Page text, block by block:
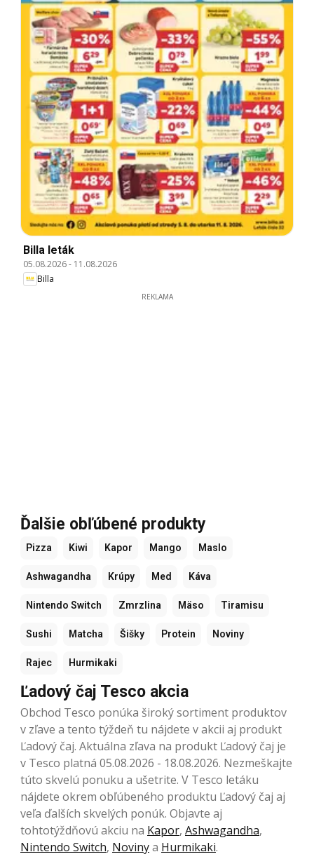
Billa leták
05.08.2026- 11.08.2026
Billa
REKLAMA
Ďalšie obľúbené produkty
Pizza Kiwi Kapor Mango Maslo
Ashwagandha Krúpy Med Káva
Nintendo Switch Zmrzlina Mäso Tiramisu
Sushi Matcha Šišky Protein Noviny
Rajec Hurmikaki
Ľadový čaj Tesco akcia
Obchod Tesco ponúka široký sortiment produktov
v zľave a tento týždeň tu nájdete v akcii aj produkt
Ľadový čaj. Aktuálna zľava na produkt Ľadový čaj je
v Tesco platná 05.08.2026 - 18.08.2026. Nezmeškajte
túto skvelú ponuku a ušetrite. V Tesco letáku
nájdete okrem obľúbeného produktu Ľadový čaj aj
veľa ďalších skvelých ponúk. Objavte aj
tohtotýždňovú akciu na Kapor, Ashwagandha,
Nintendo Switch, Novinya Hurmikaki.